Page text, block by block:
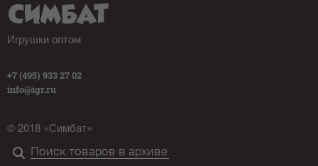
Игрушки оптом
+7 (495) 933 27 02
info@igr.ru
© 2018 «Симбат»